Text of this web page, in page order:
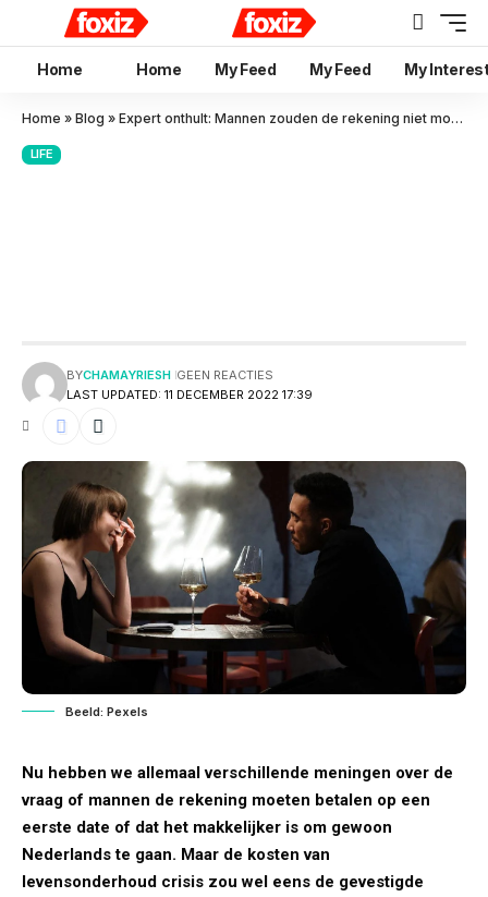
Home Home My Feed My Feed My
Home » Blog » Expert onthult: Mannen zouden de rekening niet moeten betalen op hun eerste date
LIFE
LAST UPDATED: 11 DECEMBER 2022 17:39
BYCHAMAYRIESH GEEN REACTIES
Beeld: Pexels
Nu hebben we allemaal verschillende meningen over de
vraag of mannen de rekening moeten betalen op een
eerste date of dat het makkelijker is om gewoon
Nederlands te gaan. Maar de kosten van
levensonderhoud crisis zou wel eens de gevestigde